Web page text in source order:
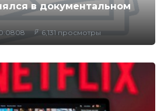
в документальном
6,131 просмотры